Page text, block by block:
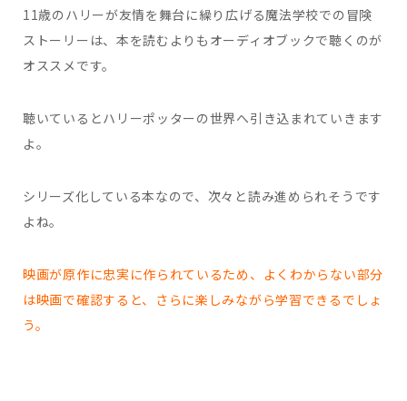
11歳のハリーが友情を舞台に繰り広げる魔法学校での冒険
ストーリーは、本を読むよりもオーディオブックで聴くのが
オススメです。
聴いているとハリーポッターの世界へ引き込まれていきます
よ。
シリーズ化している本なので、次々と読み進められそうです
よね。
映画が原作に忠実に作られているため、よくわからない部分
は映画で確認すると、さらに楽しみながら学習できるでしょ
う。